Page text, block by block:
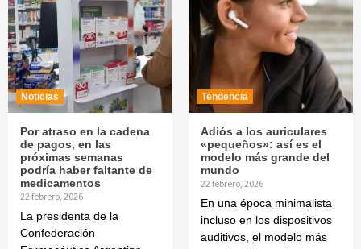
Noticias
Por atraso en la cadena
de pagos, en las
próximas semanas
podría haber faltante de
medicamentos
22 febrero, 2026
La presidenta de la
Confederación
Tendencia
Adiós a los auriculares
«pequeños»: así es el
modelo más grande del
mundo
22 febrero, 2026
En una época minimalista
incluso en los dispositivos
auditivos, el modelo más